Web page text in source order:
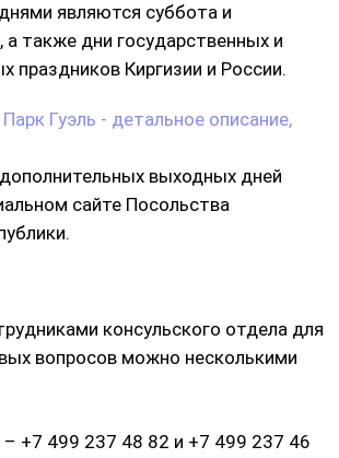
являются суббота и
а также дни государственных и
праздников Киргизии и России.
Парк Гуэль - детальное описание,
выходных дней
сайте Посольства
консульского отдела для
вопросов можно несколькими
– +7 499 237 48 82 и +7 499 237 46